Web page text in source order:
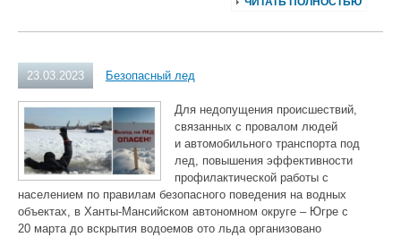
23.03.2023 Безопасный лед
Для недопущения происшествий,
связанных с провалом людей
и автомобильного транспорта под
лед, повышения эффективности
профилактической работы с
населением по правилам безопасного поведения на водных
объектах, в Ханты-Мансийском автономном округе – Югре с
20 марта до вскрытия водоемов ото льда организовано